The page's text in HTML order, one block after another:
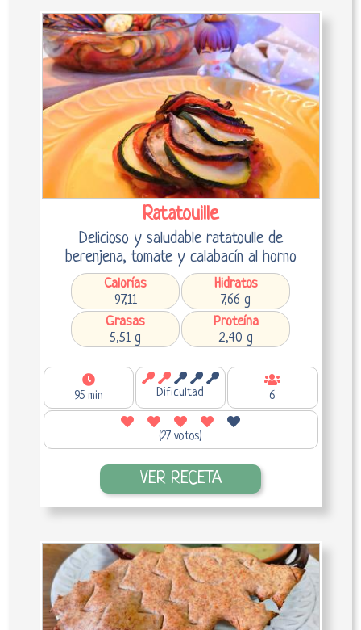
Ratatouille
Delicioso y saludable ratatoulle de
berenjena, tomate y calabacín al horno
Calorías
97,11
Hidratos
7,66 g
Grasas
5,51 g
Proteína
2,40 g
95 min Dificultad 6
(27 votos)
VER RECETA